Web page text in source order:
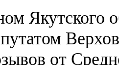
Якутского
от